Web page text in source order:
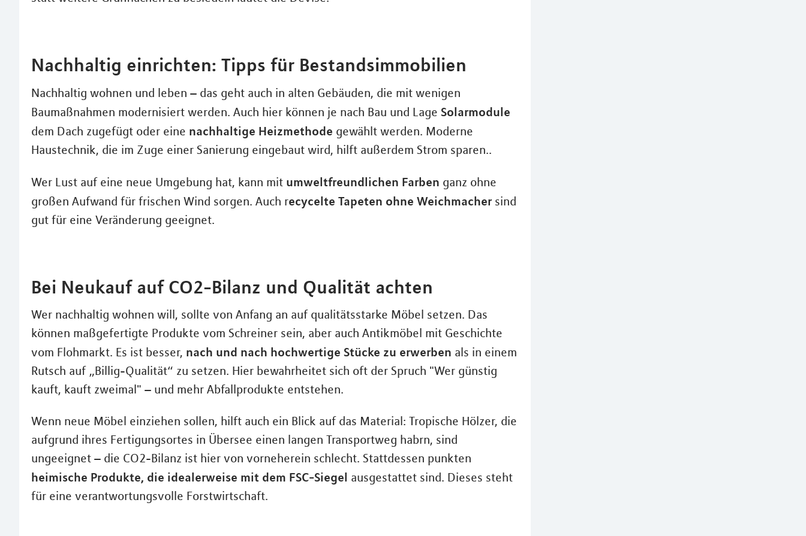
Nachhaltig einrichten: Tipps für Bestandsimmobilien
Nachhaltig wohnen und leben – das geht auch in alten Gebäuden, die mit wenigen
Baumaßnahmen modernisiert werden. Auch hier können je nach Bau und Lage Solarmodule
dem Dach zugefügt oder eine nachhaltige Heizmethode gewählt werden. Moderne
Haustechnik, die im Zuge einer Sanierung eingebaut wird, hilft außerdem Strom sparen..
Wer Lust auf eine neue Umgebung hat, kann mit umweltfreundlichen Farben ganz ohne
großen Aufwand für frischen Wind sorgen. Auch recycelte Tapeten ohne Weichmachersind
gut für eine Veränderung geeignet.
Bei Neukauf auf CO2-Bilanz und Qualität achten
Wer nachhaltig wohnen will, sollte von Anfang an auf qualitätsstarke Möbel setzen. Das
können maßgefertigte Produkte vom Schreiner sein, aber auch Antikmöbel mit Geschichte
vom Flohmarkt. Es ist besser, nach und nach hochwertige Stücke zu erwerben als in einem
Rutsch auf „Billig-Qualität“ zu setzen. Hier bewahrheitet sich oft der Spruch "Wer günstig
kauft, kauft zweimal" – und mehr Abfallprodukte entstehen.
Wenn neue Möbel einziehen sollen, hilft auch ein Blick auf das Material: Tropische Hölzer, die
aufgrund ihres Fertigungsortes in Übersee einen langen Transportweg habrn, sind
ungeeignet – die CO2-Bilanz ist hier von vorneherein schlecht. Stattdessen punkten
heimische Produkte, die idealerweise mit dem FSC-Siegel ausgestattet sind. Dieses steht
für eine verantwortungsvolle Forstwirtschaft.